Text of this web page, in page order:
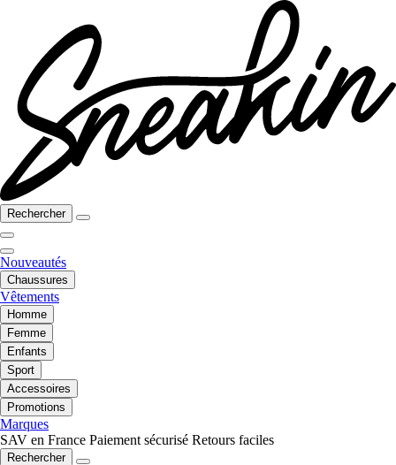
Rechercher
Nouveautés
Chaussures
Vêtements
Homme
Femme
Enfants
Sport
Accessoires
Promotions
Marques
SAV en France Paiement sécurisé Retours faciles
Rechercher